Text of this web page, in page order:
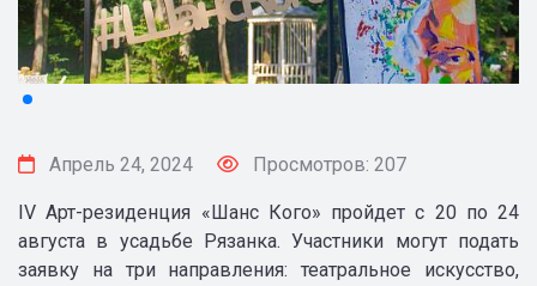
Апрель 24, 2024 Просмотров: 207
IV Арт-резиденция «Шанс Кого» пройдет с 20 по 24
августа в усадьбе Рязанка. Участники могут подать
заявку на три направления: театральное искусство,